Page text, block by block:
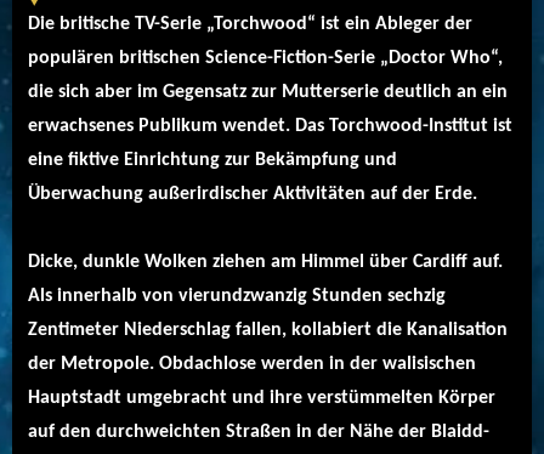
Die britische TV-Serie „Torchwood“ ist ein Ableger der
populären britischen Science-Fiction-Serie „Doctor Who“,
die sich aber im Gegensatz zur Mutterserie deutlich an ein
erwachsenes Publikum wendet. Das Torchwood-Institut ist
eine fiktive Einrichtung zur Bekämpfung und
Überwachung außerirdischer Aktivitäten auf der Erde.
Dicke, dunkle Wolken ziehen am Himmel über Cardiff auf.
Als innerhalb von vierundzwanzig Stunden sechzig
Zentimeter Niederschlag fallen, kollabiert die Kanalisation
der Metropole. Obdachlose werden in der walisischen
Hauptstadt umgebracht und ihre verstümmelten Körper
auf den durchweichten Straßen in der Nähe der Blaidd-